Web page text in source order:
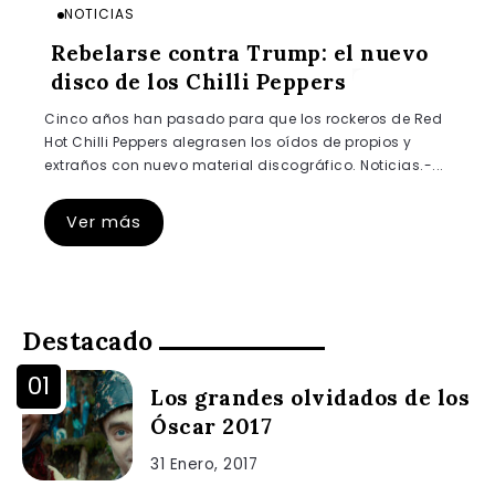
NOTICIAS
Rebelarse contra Trump: el nuevo
disco de los Chilli Peppers
Cinco años han pasado para que los rockeros de Red
Hot Chilli Peppers alegrasen los oídos de propios y
extraños con nuevo material discográfico. Noticias.-...
Ver más
Destacado
Los grandes olvidados de los
Óscar 2017
31 Enero, 2017